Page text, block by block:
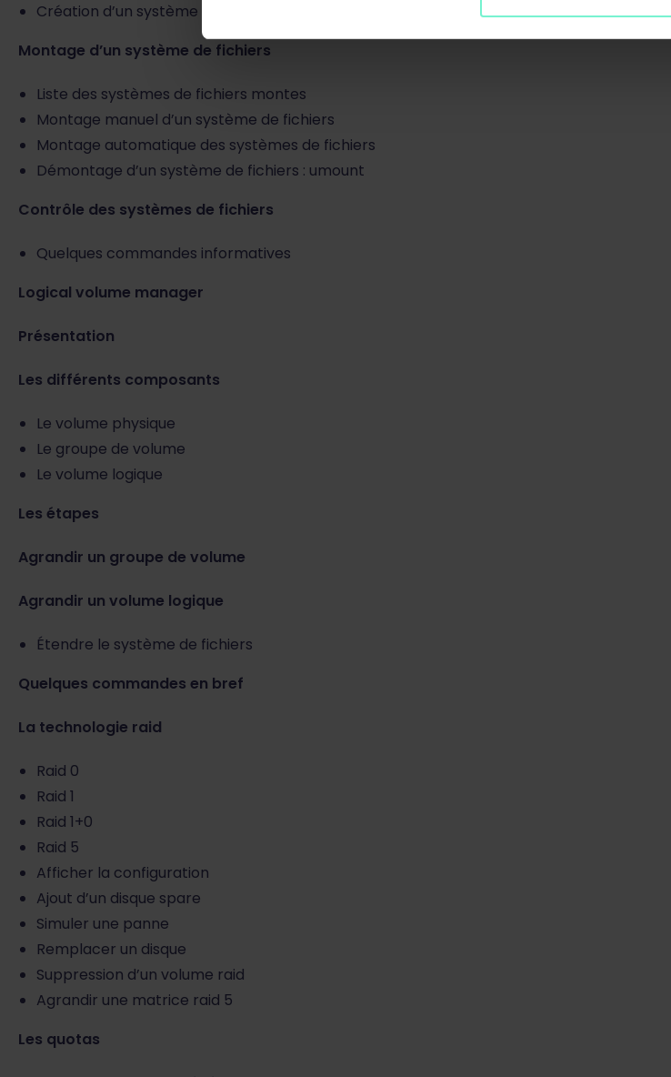
Création d’un système de fichiers : MKE2FS
Montage d’un système de fichiers
Liste des systèmes de fichiers montes
Montage manuel d’un système de fichiers
Montage automatique des systèmes de fichiers
Démontage d’un système de fichiers : umount
Contrôle des systèmes de fichiers
Quelques commandes informatives
Logical volume manager
Présentation
Les différents composants
Le volume physique
Le groupe de volume
Le volume logique
Les étapes
Agrandir un groupe de volume
Agrandir un volume logique
Étendre le système de fichiers
Quelques commandes en bref
La technologie raid
Raid 0
Raid 1
Raid 1+0
Raid 5
Afficher la configuration
Ajout d’un disque spare
Simuler une panne
Remplacer un disque
Suppression d’un volume raid
Agrandir une matrice raid 5
Les quotas